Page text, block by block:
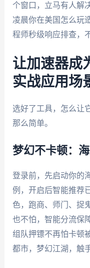
个窗口，立马有人解
凌晨你在美国怎么玩
程师秒级响应排查，
让加速器成
实战应用场
选好了工具，怎么让
那么简单。
梦幻不卡顿：
登录前，先启动你的
例，开启后智能推荐
色，跑商、师门、捉
也不怕，智能分流保
组队押镖不再怕卡顿
都市，梦幻江湖，触